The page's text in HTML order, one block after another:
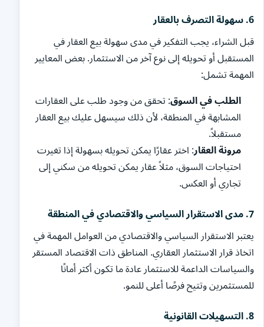
6. سهولة التصرف بالعقار
قبل الشراء، يجب التفكير في مدى سهولة بيع العقار في
المستقبل أو تحويله إلى نوع آخر من الاستثمار. بعض المعايير
المهمة تشمل:
الطلب في السوق: تحقق من وجود طلب على العقارات
المشابهة في المنطقة، لأن ذلك سيسهل عليك بيع العقار
مستقبلاً.
مرونة العقار: اختر عقارًا يمكن تحويله بسهولة إذا تغيرت
احتياجات السوق، مثلاً عقار يمكن تحويله من سكني إلى
تجاري أو العكس.
7. مدى الاستقرار السياسي والاقتصادي في المنطقة
يعتبر الاستقرار السياسي والاقتصادي من العوامل المهمة في
اتخاذ قرار الاستثمار العقاري. المناطق ذات الاقتصاد المستقر
والسياسات الداعمة للاستثمار عادة ما تكون أكثر أمانًا
للمستثمرين وتتيح فرصًا أعلى للنمو.
8. التسهيلات القانونية